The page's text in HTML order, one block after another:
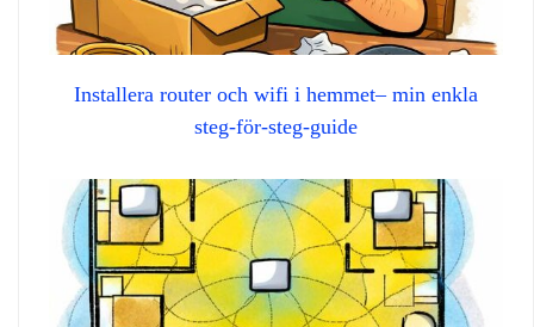
Installera router och wifi i hemmet– min enkla
steg‑för‑steg‑guide